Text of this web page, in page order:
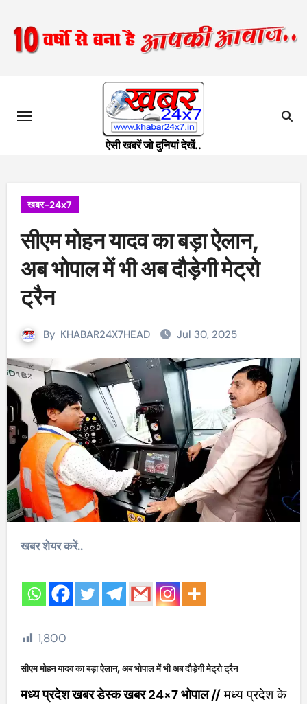
content
ऐसी खबरें जो दुनियां देखें..
खबर-24x7
सीएम मोहन यादव का बड़ा ऐलान,
अब भोपाल में भी अब दौड़ेगी मेट्रो
ट्रैन
By KHABAR24X7HEAD Jul 30, 2025
खबर शेयर करें..
1,800
सीएम मोहन यादव का बड़ा ऐलान, अब भोपाल में भी अब दौड़ेगी मेट्रो ट्रैन
मध्य प्रदेश खबर डेस्क खबर 24×7 भोपाल //मध्य प्रदेश के